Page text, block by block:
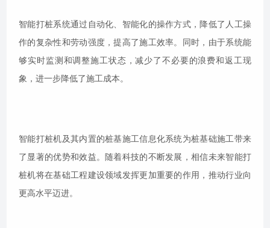
智能打桩系统通过自动化、智能化的操作方式，降低了人工操
作的复杂性和劳动强度，提高了施工效率。同时，由于系统能
够实时监测和调整施工状态，减少了不必要的浪费和返工现
象，进一步降低了施工成本。
智能打桩机及其内置的桩基施工信息化系统为桩基础施工带来
了显著的优势和效益。随着科技的不断发展，相信未来智能打
桩机将在基础工程建设领域发挥更加重要的作用，推动行业向
更高水平迈进。